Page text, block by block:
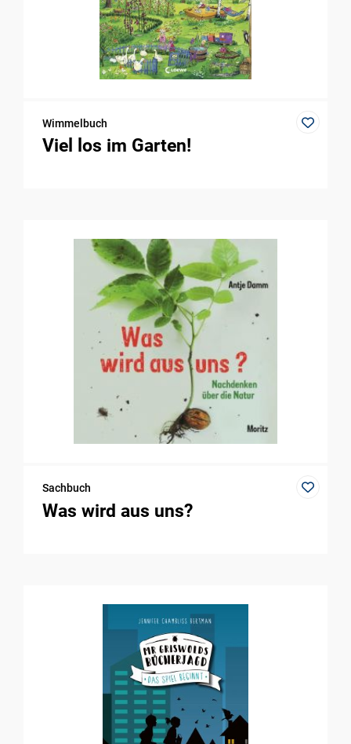
Wimmelbuch
Viel los im Garten!
Sachbuch
Was wird aus uns?